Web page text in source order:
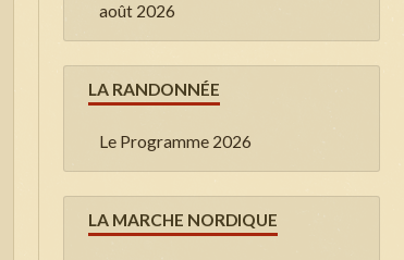
août 2026
LA RANDONNÉE
Le Programme 2026
LA MARCHE NORDIQUE